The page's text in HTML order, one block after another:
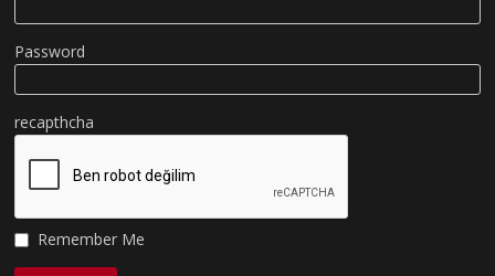
Password
recapthcha
Remember Me